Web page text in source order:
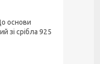
основи
зі срібла 925